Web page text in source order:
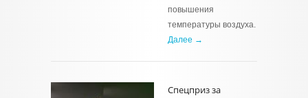
повышения
температуры воздуха.
Далее →
Спецприз за